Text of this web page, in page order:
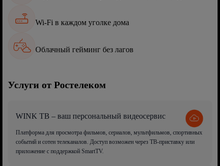
Wi-Fi в каждом уголке дома
Облачный гейминг без лагов
Услуги от Ростелеком
WINK ТВ – ваш персональный видеосервис
Платформа для просмотра фильмов, сериалов, мультфильмов, спортивных
событий и сотен телеканалов. Доступ возможен через ТВ-приставку или
приложение с поддержкой SmartTV.